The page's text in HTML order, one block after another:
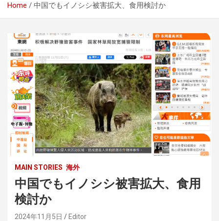
Home 中国でもイノシシ被害拡大、食用検討か
MAIN STORIES 海外
中国でもイノシシ被害拡大、食用
検討か
2024年11月5日 Editor